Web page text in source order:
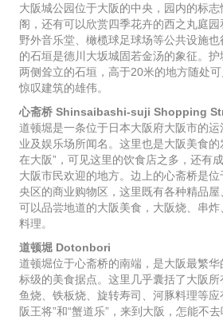
大阪城公园位于大阪的中央，园内的标
阁，还有可以欣赏四季花卉的西之丸庭园
野外音乐堂、橄榄球足球场等公共设施
的石垣是德川大坂城固若金汤的象征。
两侧耸立的石垣，高于20米的地方随处
惊叹建筑的雄伟。
心斋桥 Shinsaibashi-suji Shopping
道顿堀是一条位于日本大阪府大阪市的
业及娱乐场所闻名。这里也是大阪美食
在大阪”，可见这里的饮食店之多，还有
大阪市民欢迎的地方。边上的心斋桥是
央区的商业购物区，这里既有各种精品
可以品尝地道的大阪美食，大阪烧、串
料理。
道顿堀 Dotonbori
道顿堀位于心斋桥的南端，是大阪最繁
标级的美食据点。这里几乎囊括了大阪
鱼烧、铁板烧、旋转寿司、河豚料理等应
阪王将”和“蟹道乐”，来到大阪，怎能不